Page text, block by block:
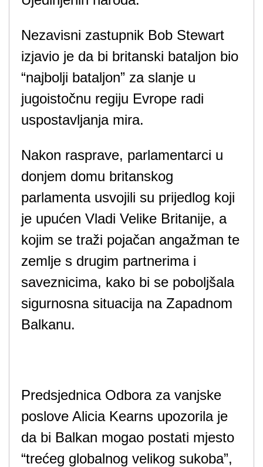
Nezavisni zastupnik Bob Stewart
izjavio je da bi britanski bataljon bio
“najbolji bataljon” za slanje u
jugoistočnu regiju Evrope radi
uspostavljanja mira.
Nakon rasprave, parlamentarci u
donjem domu britanskog
parlamenta usvojili su prijedlog koji
je upućen Vladi Velike Britanije, a
kojim se traži pojačan angažman te
zemlje s drugim partnerima i
saveznicima, kako bi se poboljšala
sigurnosna situacija na Zapadnom
Balkanu.
Predsjednica Odbora za vanjske
poslove Alicia Kearns upozorila je
da bi Balkan mogao postati mjesto
“trećeg globalnog velikog sukoba”,